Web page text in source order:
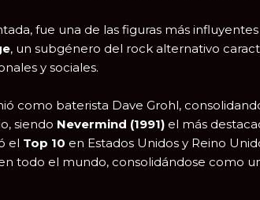
fue una de las figuras más
, un subgénero del rock alternativo
y sociales.
como baterista Dave Grohl,
siendo Nevermind (1991) el más
el Top 10 en Estados Unidos y Reino
todo el mundo, consolidándose como